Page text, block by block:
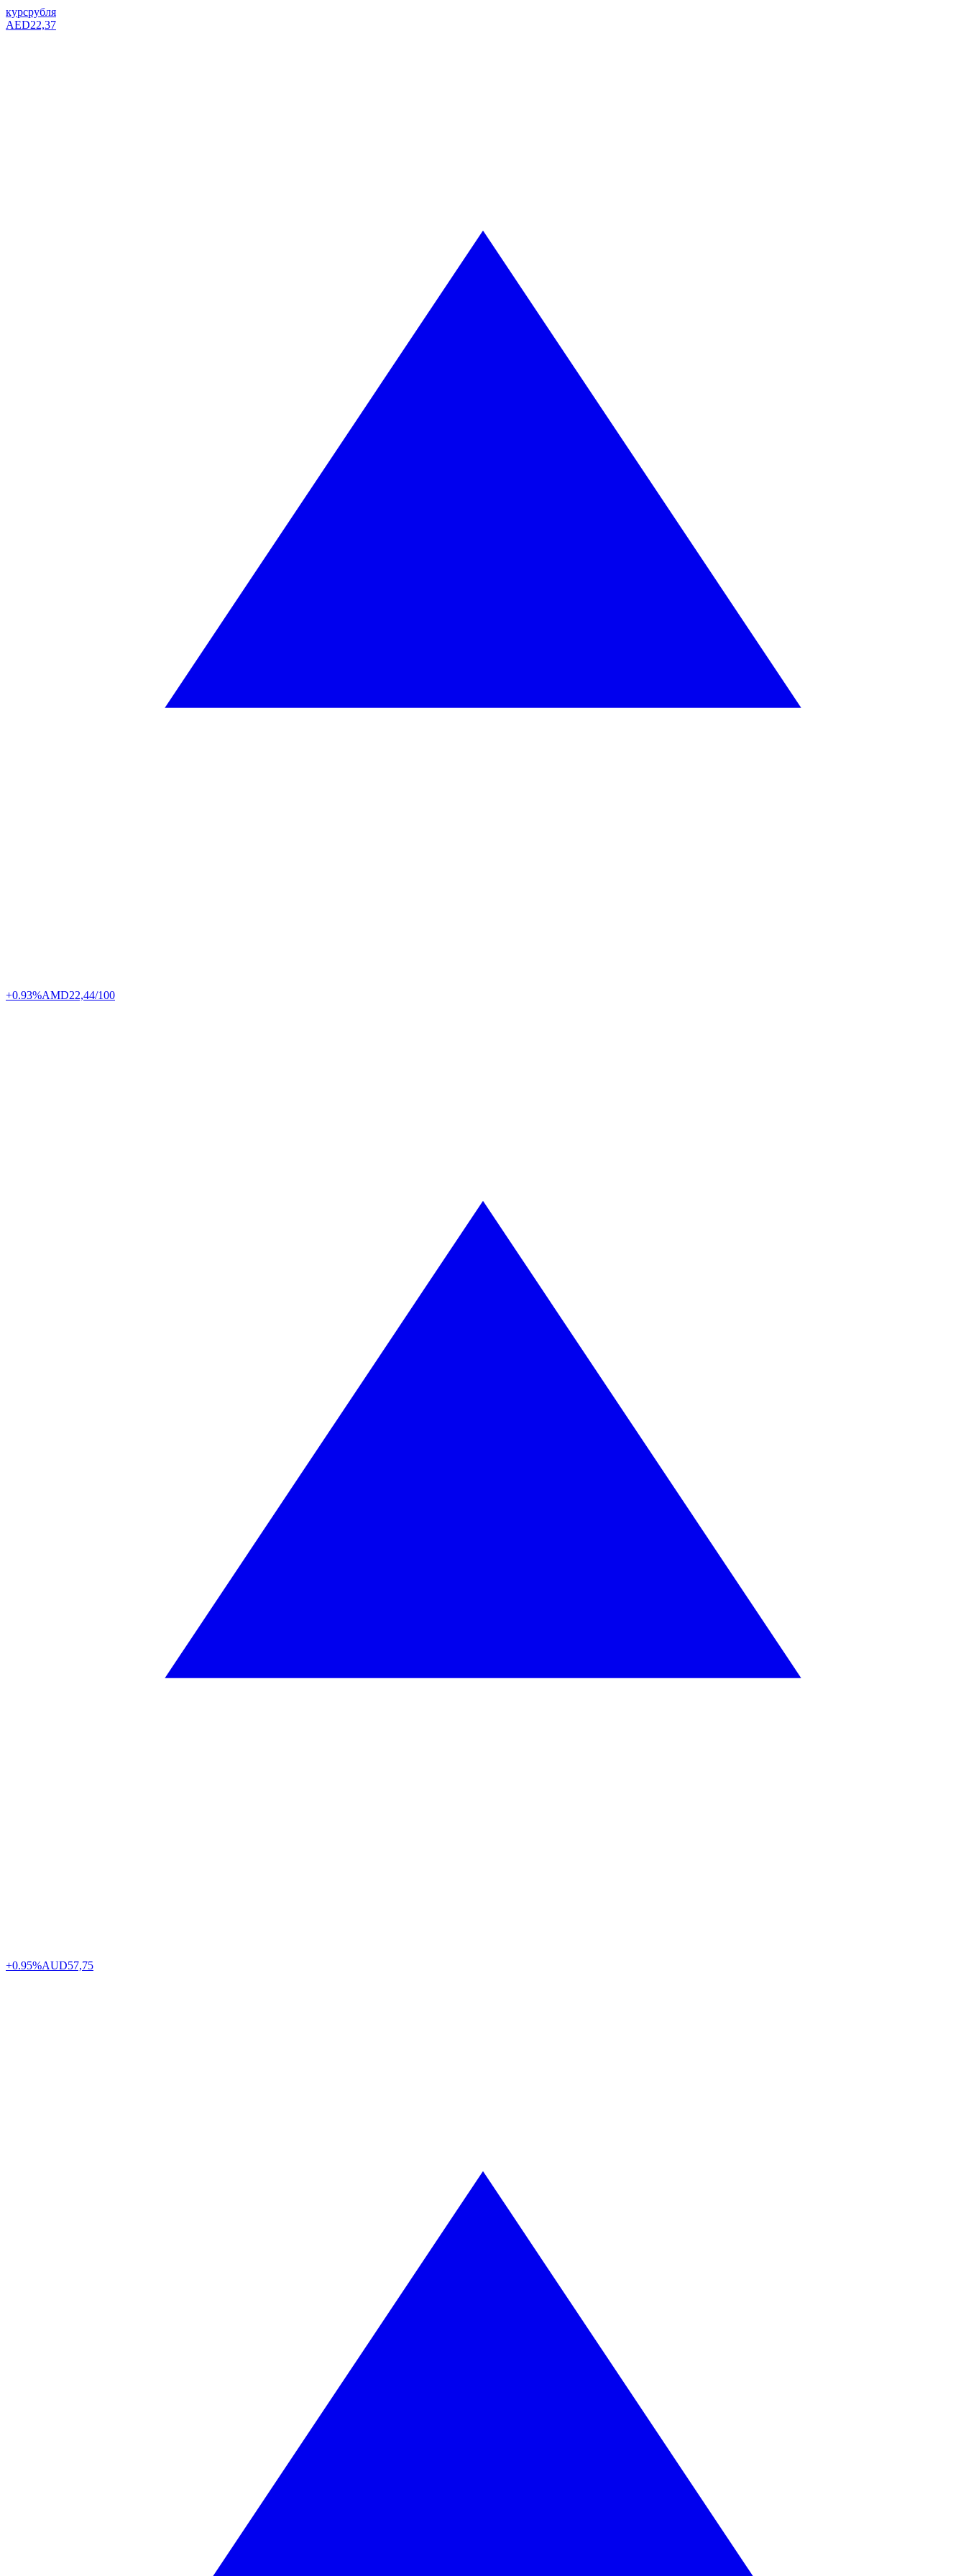
курсрубля
AED22,37
+0.93%AMD22,44/100
+0.95%AUD57,75